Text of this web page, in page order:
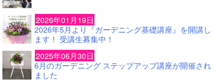
2026年01月19日
2026年5月より『ガーデニング基礎講座』を開講し
ます！ 受講生募集中！
2025年06月30日
6月のガーデニング ステップアップ講座が開催され
ました